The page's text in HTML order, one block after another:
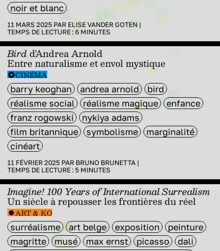
noir et blanc
11 MARS 2025 PAR ELISE VANDER GOTEN |
TEMPS DE LECTURE : 6 MINUTES
Bird d’Andrea Arnold
Entre naturalisme et envol mystique
CINÉMA
barry keoghan andrea arnold
bird
réalisme social
réalisme magique
enfance
franz rogowski
nykiya adams
film britannique
symbolisme
marginalité
cinéart
11 FÉVRIER 2025 PAR BRUNO BRUNETTA |
TEMPS DE LECTURE : 5 MINUTES
Imagine! 100 Years of International Surrealism
Un siècle à repousser les frontières du réel
ART & KO
surréalisme art belge exposition
peinture
magritte
musé max ernst picasso
dali